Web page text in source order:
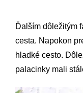
Ďalším dôležitým
cesta. Napokon
hladké cesto.
palacinky mali